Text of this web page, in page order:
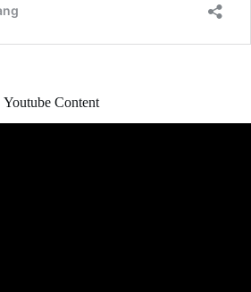
Youtube Content